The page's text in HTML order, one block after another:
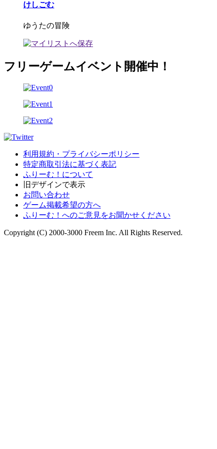
けしごむ
ゆうたの冒険
フリーゲームイベント開催中！
利用規約・プライバシーポリシー
特定商取引法に基づく表記
ふりーむ！について
旧デザインで表示
お問い合わせ
ゲーム掲載希望の方へ
ふりーむ！へのご意見をお聞かせください
Copyright (C) 2000-3000 Freem Inc. All Rights Reserved.